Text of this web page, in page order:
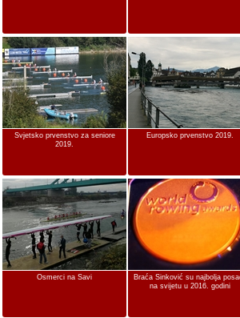
Svjetsko prvenstvo za seniore
2019.
Europsko prvenstvo 2019.
Osmerci na Savi
Braća Sinković su najbolja
na svijetu u 2016. godini